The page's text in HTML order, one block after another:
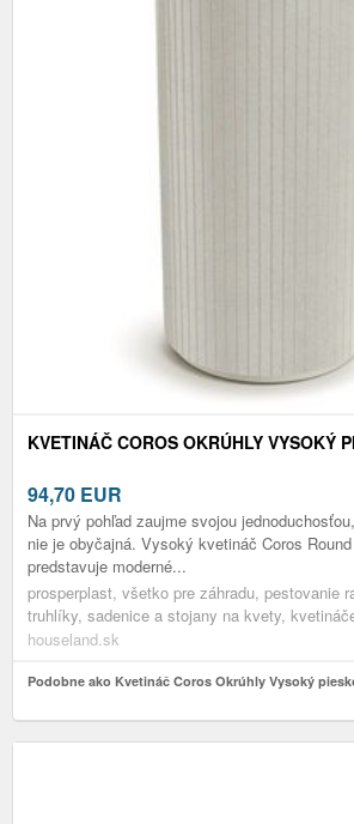
KVETINÁČ COROS OKRÚHLY VYSOKÝ
94,70 EUR
Na prvý pohľad zaujme svojou
nie je obyčajná. Vysoký kvetináč Coros
predstavuje moderné...
prosperplast, všetko pre záhradu, pestovanie
truhlíky, sadenice a stojany na kvety,
houseland.sk
Podobne ako Kvetináč Coros Okrúhly Vysoký